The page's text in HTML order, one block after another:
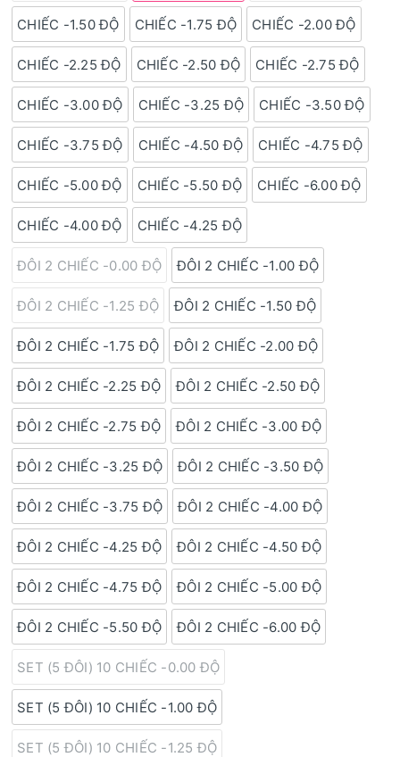
CHIẾC -1.50 ĐỘ CHIẾC -1.75 ĐỘ CHIẾC -2.00 ĐỘ
CHIẾC -2.25 ĐỘ CHIẾC -2.50 ĐỘ CHIẾC -2.75 ĐỘ
CHIẾC -3.00 ĐỘ CHIẾC -3.25 ĐỘ CHIẾC -3.50 ĐỘ
CHIẾC -3.75 ĐỘ CHIẾC -4.50 ĐỘ CHIẾC -4.75 ĐỘ
CHIẾC -5.00 ĐỘ CHIẾC -5.50 ĐỘ CHIẾC -6.00 ĐỘ
CHIẾC -4.00 ĐỘ CHIẾC -4.25 ĐỘ
ĐÔI 2 CHIẾC -0.00 ĐỘ ĐÔI 2 CHIẾC -1.00 ĐỘ
ĐÔI 2 CHIẾC -1.25 ĐỘ ĐÔI 2 CHIẾC -1.50 ĐỘ
ĐÔI 2 CHIẾC -1.75 ĐỘ ĐÔI 2 CHIẾC -2.00 ĐỘ
ĐÔI 2 CHIẾC -2.25 ĐỘ ĐÔI 2 CHIẾC -2.50 ĐỘ
ĐÔI 2 CHIẾC -2.75 ĐỘ ĐÔI 2 CHIẾC -3.00 ĐỘ
ĐÔI 2 CHIẾC -3.25 ĐỘ ĐÔI 2 CHIẾC -3.50 ĐỘ
ĐÔI 2 CHIẾC -3.75 ĐỘ ĐÔI 2 CHIẾC -4.00 ĐỘ
ĐÔI 2 CHIẾC -4.25 ĐỘ ĐÔI 2 CHIẾC -4.50 ĐỘ
ĐÔI 2 CHIẾC -4.75 ĐỘ ĐÔI 2 CHIẾC -5.00 ĐỘ
ĐÔI 2 CHIẾC -5.50 ĐỘ ĐÔI 2 CHIẾC -6.00 ĐỘ
SET (5 ĐÔI) 10 CHIẾC -0.00 ĐỘ
SET (5 ĐÔI) 10 CHIẾC -1.00 ĐỘ
SET (5 ĐÔI) 10 CHIẾC -1.25 ĐỘ